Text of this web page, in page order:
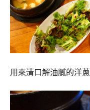
用來清口解油膩的洋蔥